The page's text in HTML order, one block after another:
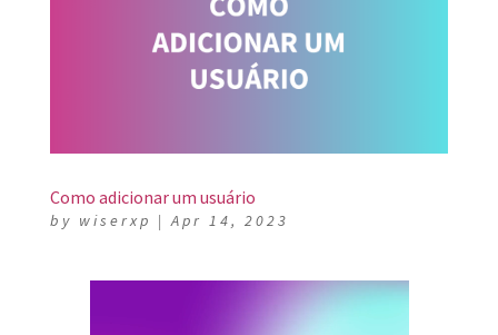
Como adicionar um usuário
by wiserxp |Apr 14, 2023